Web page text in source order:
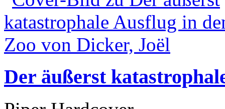
Der äußerst